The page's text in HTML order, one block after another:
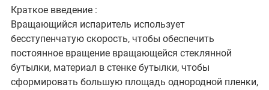
Краткое введение :
Вращающийся испаритель использует
бесступенчатую скорость, чтобы обеспечить
постоянное вращение вращающейся стеклянной
бутылки, материал в стенке бутылки, чтобы
сформировать большую площадь однородной пленки,